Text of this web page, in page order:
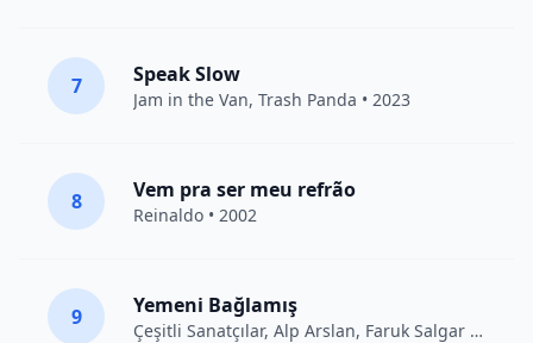
7 Speak Slow
Jam in the Van, Trash Panda • 2023
8 Vem pra ser meu refrão
Reinaldo • 2002
9 Yemeni Bağlamış
Çeşitli Sanatçılar, Alp Arslan, Faruk Salgar • 2012